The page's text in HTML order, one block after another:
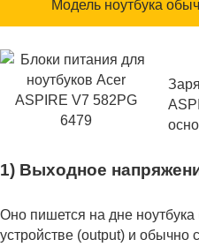
Модель ноутбука
1) Выходное
Оно пишется на дне
устройстве (output) и обычно